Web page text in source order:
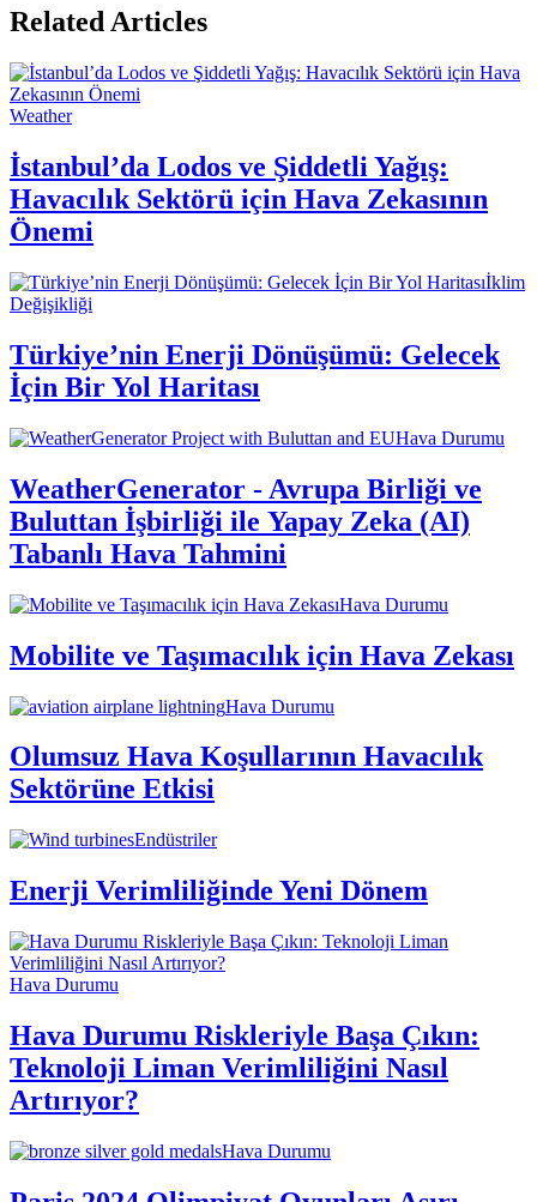
Related Articles
Weather
İstanbul’da Lodos ve Şiddetli Yağış:
Havacılık Sektörü için Hava Zekasının
Önemi
İklim
Değişikliği
Türkiye’nin Enerji Dönüşümü: Gelecek
İçin Bir Yol Haritası
Hava Durumu
WeatherGenerator - Avrupa Birliği ve
Buluttan İşbirliği ile Yapay Zeka (AI)
Tabanlı Hava Tahmini
Hava Durumu
Mobilite ve Taşımacılık için Hava Zekası
Hava Durumu
Olumsuz Hava Koşullarının Havacılık
Sektörüne Etkisi
Endüstriler
Enerji Verimliliğinde Yeni Dönem
Hava Durumu
Hava Durumu Riskleriyle Başa Çıkın:
Teknoloji Liman Verimliliğini Nasıl
Artırıyor?
Hava Durumu